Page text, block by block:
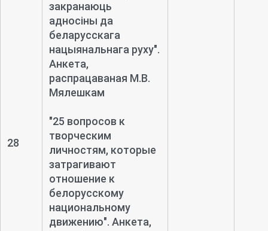
28
закранаюць
адносіны да
беларусскага
нацыянальнага руху".
Анкета,
распрацаваная М.В.
Мялешкам
"25 вопросов к
творческим
личностям, которые
затрагивают
отношение к
белорусскому
национальному
движению". Анкета,